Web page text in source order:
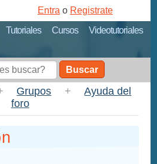
Tutoriales Cursos
Videotutoriales
Entra o Registrate
Buscar
Grupos +
Ayuda del
foro